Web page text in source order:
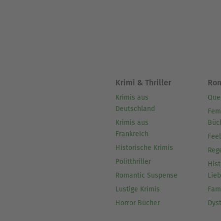
Krimi & Thriller
Krimis aus
Deutschland
Krimis aus
Frankreich
Historische Krimis
Politthriller
Romantic Suspense
Lustige Krimis
Horror Bücher